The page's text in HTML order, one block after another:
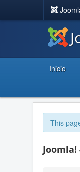
Inicio
This
Joomla!